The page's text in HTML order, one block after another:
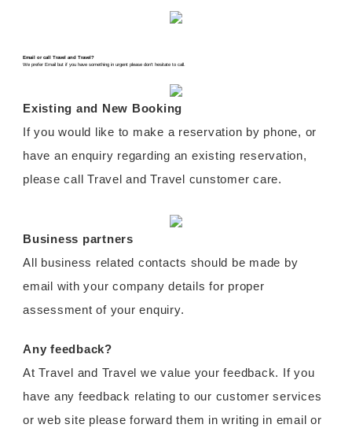
Email or call Travel and Travel?
We prefer Email but if you have something in urgent please don’t hesitate to call.
Existing and New Booking
If you would like to make a reservation by phone, or
have an enquiry regarding an existing reservation,
please call Travel and Travel cunstomer care.
Business partners
All business related contacts should be made by
email with your company details for proper
assessment of your enquiry.
Any feedback?
At Travel and Travel we value your feedback. If you
have any feedback relating to our customer services
or web site please forward them in writing in email or